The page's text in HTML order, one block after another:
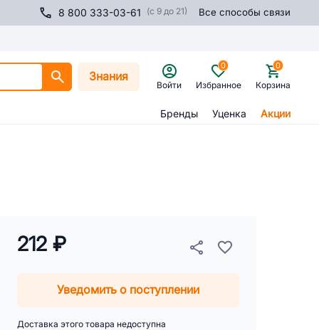
8 800 333-03-61 (с 9 до 21) Все способы связи
Знания
Войти Избранное
0
Корзина
0
Бренды Уценка Акции
212 ₽
Уведомить о поступлении
Доставка этого товара недоступна